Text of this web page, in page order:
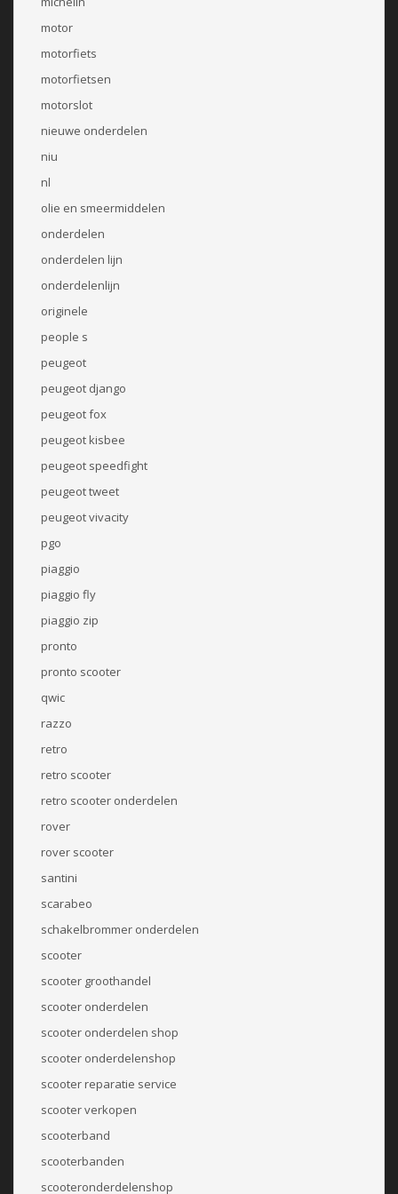
motor
motorfiets
motorfietsen
motorslot
nieuwe onderdelen
niu
nl
olie en smeermiddelen
onderdelen
onderdelen lijn
onderdelenlijn
originele
people s
peugeot
peugeot django
peugeot fox
peugeot kisbee
peugeot speedfight
peugeot tweet
peugeot vivacity
pgo
piaggio
piaggio fly
piaggio zip
pronto
pronto scooter
qwic
razzo
retro
retro scooter
retro scooter onderdelen
rover
rover scooter
santini
scarabeo
schakelbrommer onderdelen
scooter
scooter groothandel
scooter onderdelen
scooter onderdelen shop
scooter onderdelenshop
scooter reparatie service
scooter verkopen
scooterband
scooterbanden
scooteronderdelenshop